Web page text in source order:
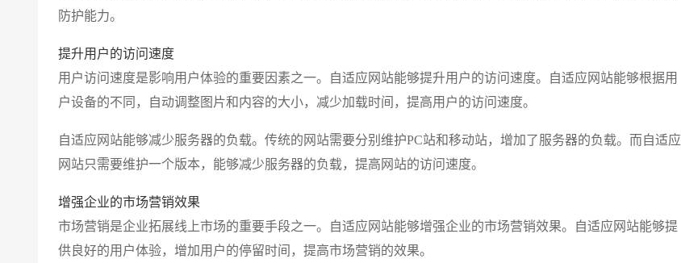
防护能力。
提升用户的访问速度
用户访问速度是影响用户体验的重要因素之一。自适应网站能够提升用户的访问速度。自适应网站能够根据用
户设备的不同，自动调整图片和内容的大小，减少加载时间，提高用户的访问速度。
自适应网站能够减少服务器的负载。传统的网站需要分别维护PC站和移动站，增加了服务器的负载。而自适应
网站只需要维护一个版本，能够减少服务器的负载，提高网站的访问速度。
增强企业的市场营销效果
市场营销是企业拓展线上市场的重要手段之一。自适应网站能够增强企业的市场营销效果。自适应网站能够提
供良好的用户体验，增加用户的停留时间，提高市场营销的效果。